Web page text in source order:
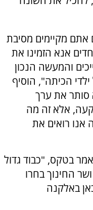
מקיימים מסיבת
אנא הזמינו את
והמעשה הנכון
הכיתה", הוסיף
את ערך
אלא זה מה
אנו רואים את
בטקס, "כבוד גדול
החינוך בחרו
באלקנה